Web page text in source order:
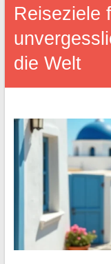
Reiseziele
die Welt